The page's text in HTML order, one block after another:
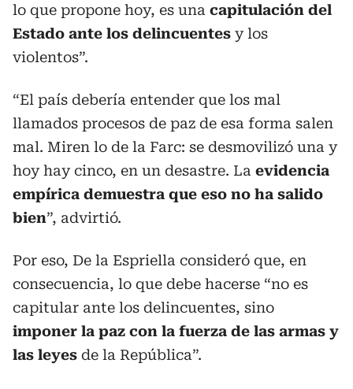
lo que propone hoy, es una capitulación del
Estado ante los delincuentes y los
violentos”.
“El país debería entender que los mal
llamados procesos de paz de esa forma salen
mal. Miren lo de la Farc: se desmovilizó una y
hoy hay cinco, en un desastre. La evidencia
empírica demuestra que eso no ha salido
bien”, advirtió.
Por eso, De la Espriella consideró que, en
consecuencia, lo que debe hacerse “no es
capitular ante los delincuentes, sino
imponer la paz con la fuerza de las armas y
las leyes de la República”.